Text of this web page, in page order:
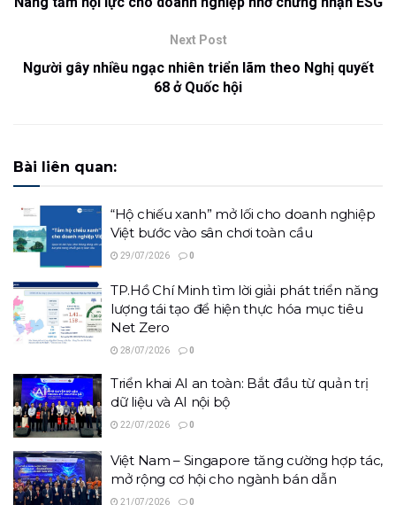
Next Post
Người gây nhiều ngạc nhiên triển lãm theo Nghị quyết
68 ở Quốc hội
Bài liên quan:
“Hộ chiếu xanh” mở lối cho doanh nghiệp
Việt bước vào sân chơi toàn cầu
29/07/2026 0
TP.Hồ Chí Minh tìm lời giải phát triển năng
lượng tái tạo để hiện thực hóa mục tiêu
Net Zero
28/07/2026 0
Triển khai AI an toàn: Bắt đầu từ quản trị
dữ liệu và AI nội bộ
22/07/2026 0
Việt Nam – Singapore tăng cường hợp tác,
mở rộng cơ hội cho ngành bán dẫn
21/07/2026 0